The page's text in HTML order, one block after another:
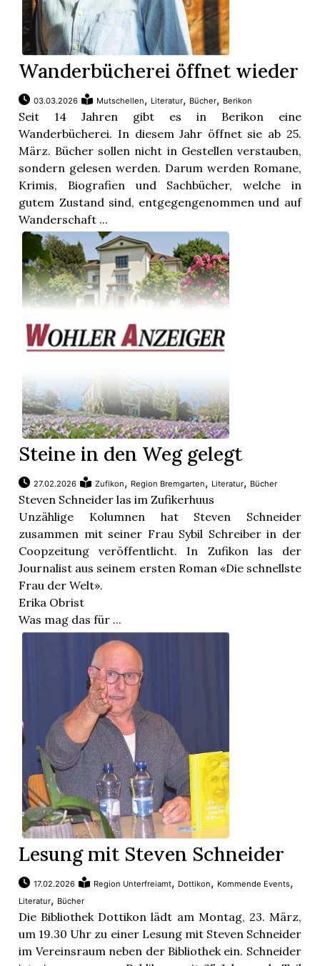
Wanderbücherei öffnet wieder
03.03.2026 Mutschellen, Literatur, Bücher, Berikon
Seit 14 Jahren gibt es in Berikon eine
Wanderbücherei. In diesem Jahr öffnet sie ab 25.
März. Bücher sollen nicht in Gestellen verstauben,
sondern gelesen werden. Darum werden Romane,
Krimis, Biografien und Sachbücher, welche in
gutem Zustand sind, entgegengenommen und auf
Wanderschaft ...
Steine in den Weg gelegt
27.02.2026 Zufikon, Region Bremgarten, Literatur, Bücher
Steven Schneider las im Zufikerhuus
Unzählige Kolumnen hat Steven Schneider
zusammen mit seiner Frau Sybil Schreiber in der
Coopzeitung veröffentlicht. In Zufikon las der
Journalist aus seinem ersten Roman «Die schnellste
Frau der Welt».
Erika Obrist
Was mag das für ...
Lesung mit Steven Schneider
17.02.2026 Region Unterfreiamt, Dottikon, Kommende Events,
Literatur, Bücher
Die Bibliothek Dottikon lädt am Montag, 23. März,
um 19.30 Uhr zu einer Lesung mit Steven Schneider
im Vereinsraum neben der Bibliothek ein. Schneider